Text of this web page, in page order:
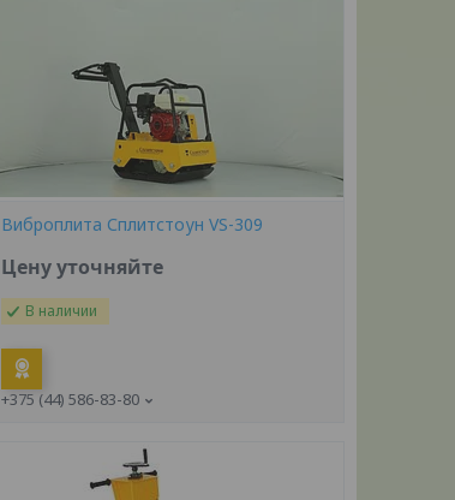
Виброплита Сплитстоун VS-309
Цену уточняйте
В наличии
+375 (44) 586-83-80